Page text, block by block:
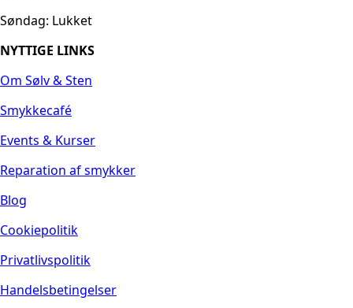
Søndag: Lukket
NYTTIGE LINKS
Om Sølv & Sten
Smykkecafé
Events & Kurser
Reparation af smykker
Blog
Cookiepolitik
Privatlivspolitik
Handelsbetingelser